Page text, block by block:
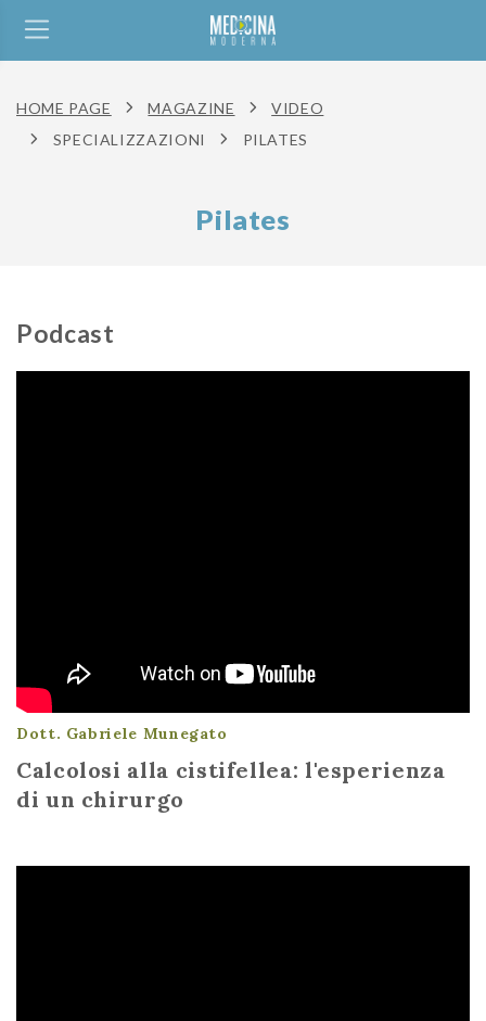
HOME PAGE MAGAZINE
VIDEO
SPECIALIZZAZIONI
PILATES
Pilates
Podcast
Dott. Gabriele Munegato
Calcolosi alla cistifellea: l'esperienza
di un chirurgo